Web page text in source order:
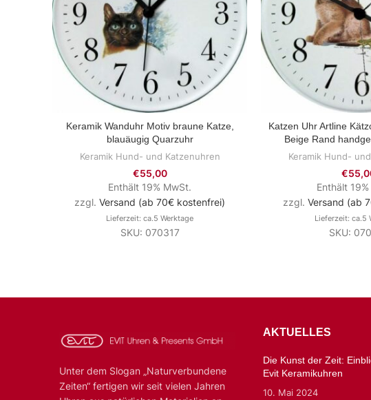
ZUM PRODUKT
Keramik Wanduhr Motiv braune Katze,
blauäugig Quarzuhr
Keramik Hund- und Katzenuhren
€55,00
Enthält 19% MwSt.
zzgl. Versand (ab 70€ kostenfrei)
Lieferzeit: ca.5 Werktage
SKU: 070317
ZUM
Katzen Uhr Artline
Beige Rand
Keramik Hund-
€
Enthält
zzgl. Versand (ab
Lieferzeit: ca.5
SKU:
Unter dem Slogan „Naturverbundene
Zeiten“ fertigen wir seit vielen Jahren
AKTUELLES
Die Kunst der Zeit:
Evit Keramikuhren
10. Mai 2024